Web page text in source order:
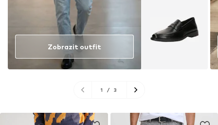
Zobrazit outfit
1 / 3